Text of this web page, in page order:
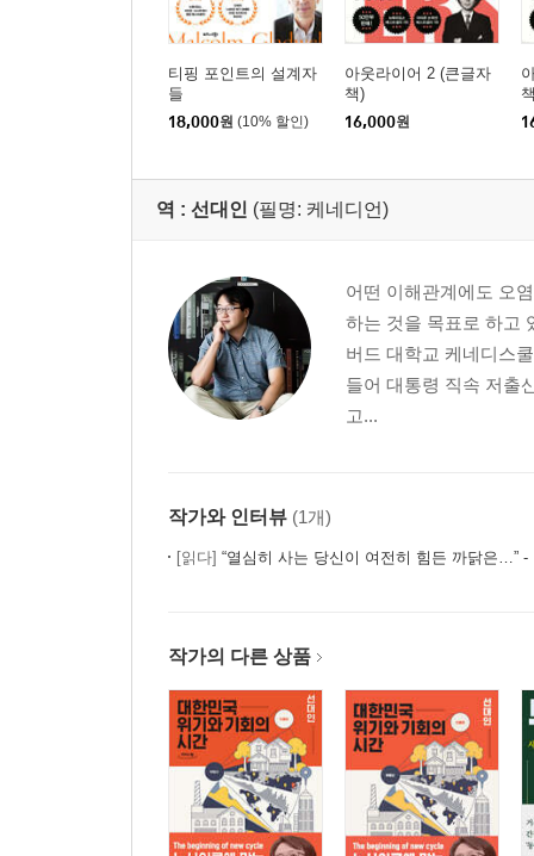
티핑 포인트의 설계자
들
18,000원 (10% 할인)
아웃라이어 2 (큰글자
책)
16,000원
역 : 선대인 (필명: 케네디언)
어떤 이해관계에도 오
하는 것을 목표로 하고
버드 대학교 케네디스
들어 대통령 직속 저출
고...
작가와 인터뷰 (1개)
[읽다] “열심히 사는 당신이 여전히 힘든 까닭은…” -
작가의 다른 상품